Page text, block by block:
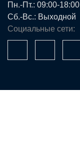
Пн.-Пт.: 09:00-18:00
Сб.-Вс.: Выходной
Социальные сети: